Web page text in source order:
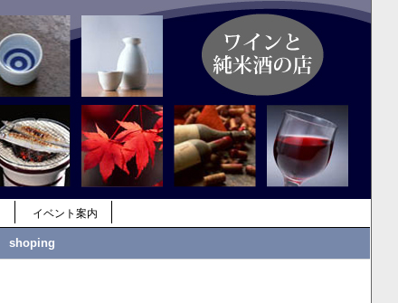
イベント案内
shoping